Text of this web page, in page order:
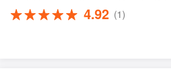
4.92 (1)